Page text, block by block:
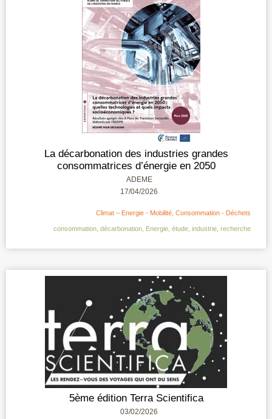
La décarbonation des industries grandes
consommatrices d’énergie en 2050
ADEME
17/04/2026
Climat – Energie - Mobilité Consommation - Déchets
consommation décarbonation Energie étude industrie recherche
5ème édition Terra Scientifica
03/02/2026